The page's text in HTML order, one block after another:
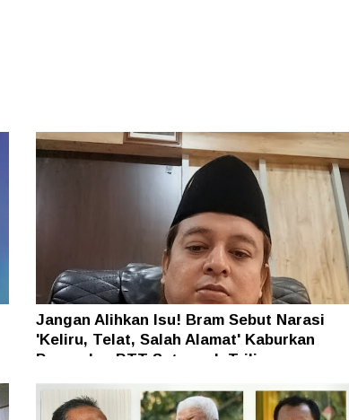
Jangan Alihkan Isu! Bram Sebut Narasi
'Keliru, Telat, Salah Alamat' Kaburkan
Persoalan BTT Setengah Triliun